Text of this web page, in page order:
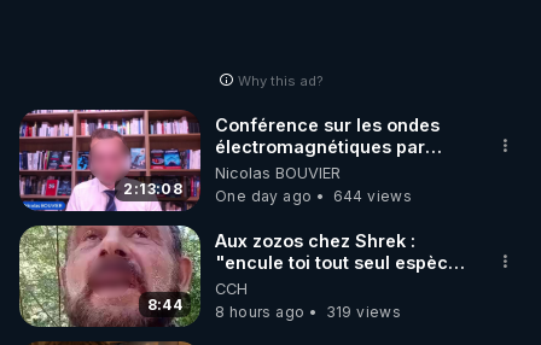
Why this ad?
2:13:08
Conférence sur les ondes
électromagnétiques par
Grégoire Caustru et Bart de
Wever !
Nicolas BOUVIER
One day ago
644 views
8:44
Aux zozos chez Shrek :
"encule toi tout seul espèce
de mal polish"
CCH
8 hours ago
319 views